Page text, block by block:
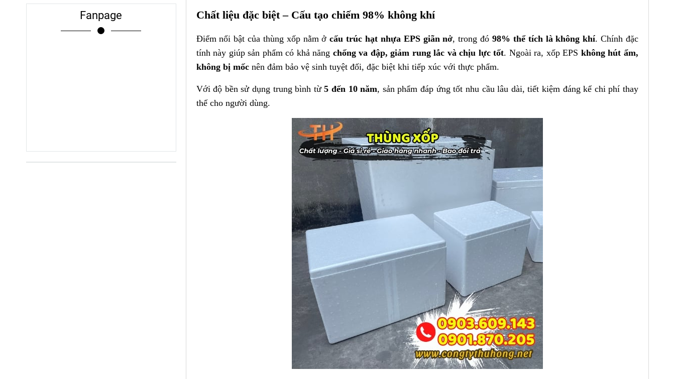
Chất liệu đặc biệt – Cấu tạo chiếm 98% không khí
Điểm nổi bật của thùng xốp nằm ởcấu trúc hạt nhựa EPS giãn nở, trong đó98% thể tích là không khí. Chính đặc
tính này giúp sản phẩm có khả năng chống va đập, giảm rung lắc và chịu lực tốt. Ngoài ra, xốp EPS không hút ẩm,
không bị mốcnên đảm bảo vệ sinh tuyệt đối, đặc biệt khi tiếp xúc với thực phẩm.
Với độ bền sử dụng trung bình từ5 đến 10 năm, sản phẩm đáp ứng tốt nhu cầu lâu dài, tiết kiệm đáng kể chi phí thay
thế cho người dùng.
Fanpage